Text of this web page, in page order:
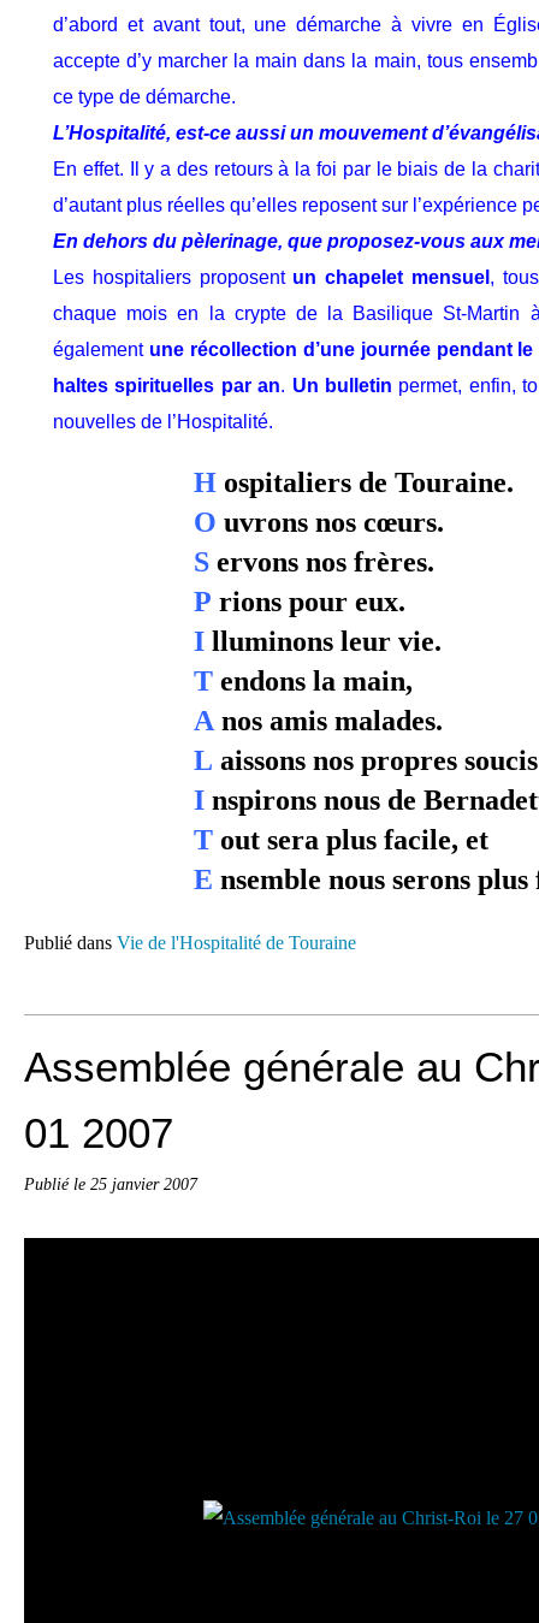
d’abord et avant tout, une démarche à vivre en
accepte d’y marcher la main dans la main, tous
ce type de démarche.
L’Hospitalité, est-ce aussi un mouvement
En effet. Il y a des retours à la foi par le biais de la
d’autant plus réelles qu’elles reposent sur l’expérience
En dehors du pèlerinage, que proposez-vous aux
Les hospitaliers proposent un chapelet mensuel ,
chaque mois en la crypte de la Basilique St-Martin
également une récollection d’une journée pendant le
haltes spirituelles par an. Un bulletin permet, enfin,
nouvelles de l’Hospitalité.
H ospitaliers de Touraine.
O uvrons nos cœurs.
S ervons nos frères.
P rions pour eux.
I lluminons leur vie.
T endons la main,
Anos amis malades.
L aissons nos propres
I nspirons nous de
T out sera plus facile, et
E nsemble nous serons
Publié dans Vie de l'Hospitalité de Touraine
Assemblée générale au
01 2007
Publié le 25 janvier 2007